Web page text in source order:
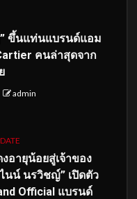
ขึ้นแท่นแบรนด์แอม
คนล่าสุดจาก
admin
อายุน้อยสู่เจ้าของ
นน์ นรวิชญ์” เปิดตัว
Official แบรนด์